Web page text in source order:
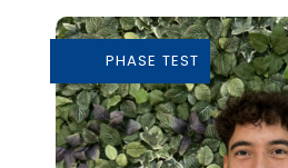
éthique
En savoir plus
PHASE TEST